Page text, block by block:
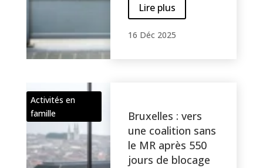
Lire plus
16 Déc 2025
Activités en
famille
Bruxelles : vers
une coalition sans
le MR après 550
jours de blocage